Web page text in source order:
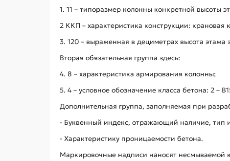
1. 11 – типоразмер колонны конкретной высоты
2 ККП – характеристика конструкции: крановая
3. 120 – выраженная в дециметрах высота этажа
Вторая обязательная группа здесь:
4. 8 – характеристика армирования колонны;
5. 4 – условное обозначение класса бетона: 2 –
Дополнительная группа, заполняемая при
- Буквенный индекс, отражающий наличие, тип
- Характеристику проницаемости бетона.
Маркировочные надписи наносят несмываемой